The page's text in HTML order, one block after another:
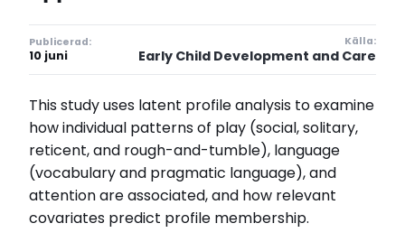
Publicerad:
10 juni
Källa:
Early Child Development and Care
This study uses latent profile analysis to examine
how individual patterns of play (social, solitary,
reticent, and rough-and-tumble), language
(vocabulary and pragmatic language), and
attention are associated, and how relevant
covariates predict profile membership.